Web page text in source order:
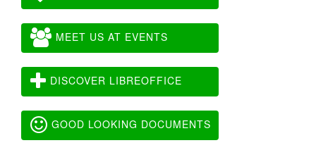
MEET US AT EVENTS
DISCOVER LIBREOFFICE
GOOD LOOKING DOCUMENTS